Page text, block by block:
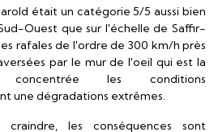
était un catégorie 5/5 aussi bien
Ouest que sur l'échelle de Saffir-
rafales de l'ordre de 300 km/h près
par le mur de l'oeil qui est la
les conditions
une dégradations extrêmes.
les conséquences sont